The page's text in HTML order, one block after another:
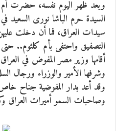
وبعد ظهر اليوم نفسه، حضرت
السيدة حرم الباشا نورى السعيد
سيدات العراق، فما أن دخلت
التصفيق واحتفى بأم كلثوم.. حتى
أقامها وزير مصر المفوض في
وشرفها الأمير والوزراء ورجال
وقد أعد بدار المفوضية جناح خاص
وصاحبات السمو أميرات العراق